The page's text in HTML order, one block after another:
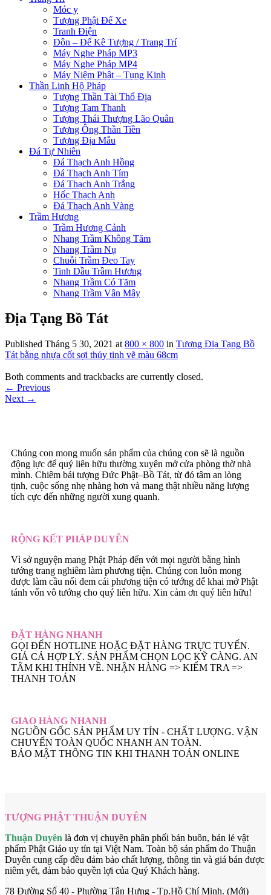
Móc y
Tượng Phật Để Xe
Tranh Điện
Đôn – Đế Kê Tượng / Trang Trí
Máy Nghe Pháp MP3
Máy Nghe Pháp MP4
Máy Niệm Phật – Tụng Kinh
Thần Linh Hộ Pháp
Tượng Thần Tài Thổ Địa
Tượng Tam Thanh
Tượng Thái Thượng Lão Quân
Tượng Ông Thần Tiền
Tượng Địa Mẫu
Đá Tự Nhiên
Đá Thạch Anh Hồng
Đá Thạch Anh Tím
Đá Thạch Anh Trắng
Hốc Thạch Anh
Đá Thạch Anh Vàng
Trầm Hương
Trầm Hương Cảnh
Nhang Trầm Không Tăm
Nhang Trầm Nụ
Chuỗi Trầm Đeo Tay
Tinh Dầu Trầm Hương
Nhang Trầm Có Tăm
Nhang Trầm Vân Mây
Địa Tạng Bồ Tát
Published Tháng 5 30, 2021 at 800 × 800 in Tượng Địa Tạng Bồ
Tát bằng nhựa cốt sợi thủy tinh vẽ màu 68cm
Both comments and trackbacks are currently closed.
← Previous
Next →
Chúng con mong muốn sản phẩm của chúng con sẽ là nguồn
động lực để quý liên hữu thường xuyên mở cửa phòng thờ nhà
mình. Chiêm bái tượng Đức Phật–Bồ Tát, từ đó tâm an lòng
tịnh, cuộc sống nhẹ nhàng hơn và mang thật nhiều năng lượng
tích cực đến những người xung quanh.
RỘNG KẾT PHÁP DUYÊN
Vì sở nguyện mang Phật Pháp đến với mọi người bằng hình
tướng trang nghiêm làm phương tiện. Chúng con luôn mong
được làm cầu nối đem cái phương tiện có tướng để khai mở Phật
tánh vốn vô tướng cho quý liên hữu. Xin cảm ơn quý liên hữu!
ĐẶT HÀNG NHANH
GỌI ĐẾN HOTLINE HOẶC ĐẶT HÀNG TRỰC TUYẾN.
GIÁ CẢ HỢP LÝ. SẢN PHẨM CHỌN LỌC KỸ CÀNG. AN
TÂM KHI THỈNH VỀ. NHẬN HÀNG => KIẾM TRA =>
THANH TOÁN
GIAO HÀNG NHANH
NGUỒN GỐC SẢN PHẨM UY TÍN - CHẤT LƯỢNG. VẬN
CHUYỂN TOÀN QUỐC NHANH AN TOÀN.
BẢO MẬT THÔNG TIN KHI THANH TOÁN ONLINE
TƯỢNG PHẬT THUẬN DUYÊN
Thuận Duyên là đơn vị chuyên phân phối bán buôn, bán lẻ vật
phẩm Phật Giáo uy tín tại Việt Nam. Toàn bộ sản phẩm do Thuận
Duyên cung cấp đều đảm bảo chất lượng, thông tin và giá bán được
niêm yết, đảm bảo quyền lợi của Quý Khách hàng.
78 Đường Số 40 - Phường Tân Hưng - Tp.Hồ Chí Minh. (Mới)